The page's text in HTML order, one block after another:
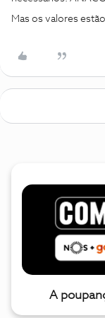
Mas os valores
A